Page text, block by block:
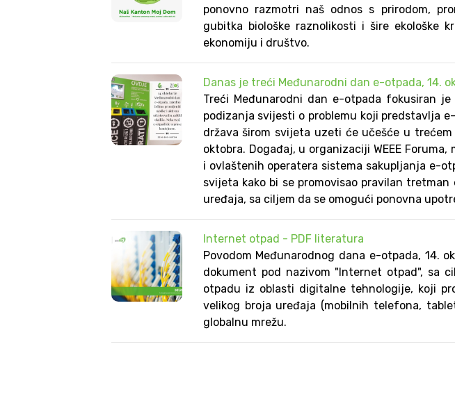
ponovno razmotri naš odnos s prirodom,
gubitka biološke raznolikosti i šire ekološke
ekonomiju i društvo.
Danas je treći Međunarodni dan e-otpada, 14.
Treći Međunarodni dan e-otpada fokusiran
podizanja svijesti o problemu koji predstavlja
država širom svijeta uzeti će učešće u
oktobra. Događaj, u organizaciji WEEE
i ovlaštenih operatera sistema sakupljanja e-
svijeta kako bi se promovisao pravilan
uređaja, sa ciljem da se omogući ponovna
Internet otpad - PDF literatura
Povodom Međunarodnog dana e-otpada, 14.
dokument pod nazivom "Internet otpad", sa
otpadu iz oblasti digitalne tehnologije, koji
velikog broja uređaja (mobilnih telefona,
globalnu mrežu.